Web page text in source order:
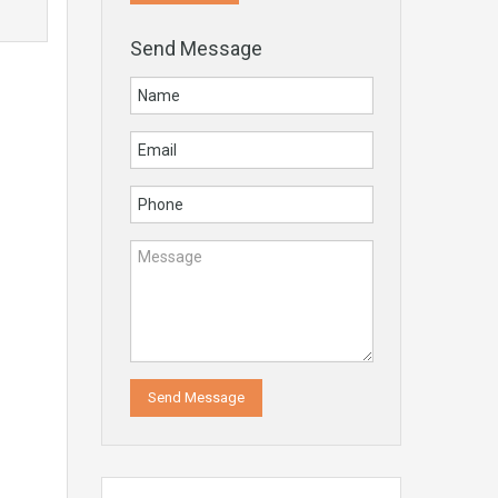
Send Message